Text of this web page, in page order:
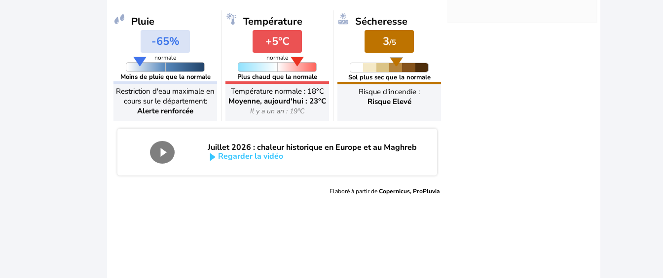
Pluie
-65%
normale
Moins de pluie que la normale
Restriction d'eau maximale en
cours sur le département:
Alerte renforcée
Température
+5°C
normale
Plus chaud que la normale
Température normale : 18°C
Moyenne, aujourd'hui : 23°C
Il y a un an : 19°C
Sécheresse
3/5
Sol plus sec que la normale
Risque d'incendie :
Risque Elevé
Juillet 2026 : chaleur historique en Europe et au Maghreb
Regarder la vidéo
Elaboré à partir deCopernicus, ProPluvia